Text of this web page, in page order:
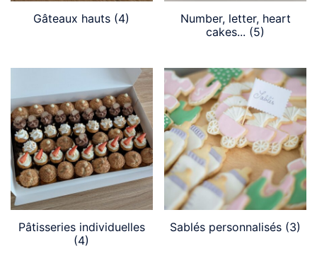
Gâteaux hauts (4)
Number, letter, heart
cakes... (5)
Pâtisseries individuelles
(4)
Sablés personnalisés (3)